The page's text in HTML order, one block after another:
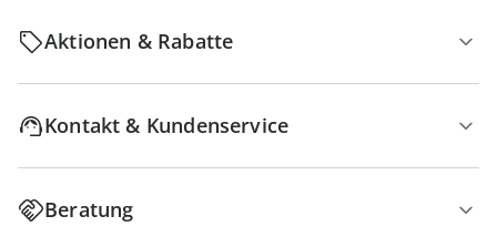
Aktionen & Rabatte
Kontakt & Kundenservice
Beratung